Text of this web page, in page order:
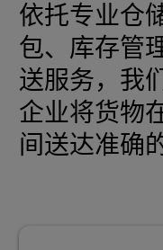
依托专业仓
包、库存管
送服务，我
企业将货物
间送达准确